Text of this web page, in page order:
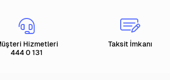
Hizmetleri
444 0 131
Taksit İmkanı